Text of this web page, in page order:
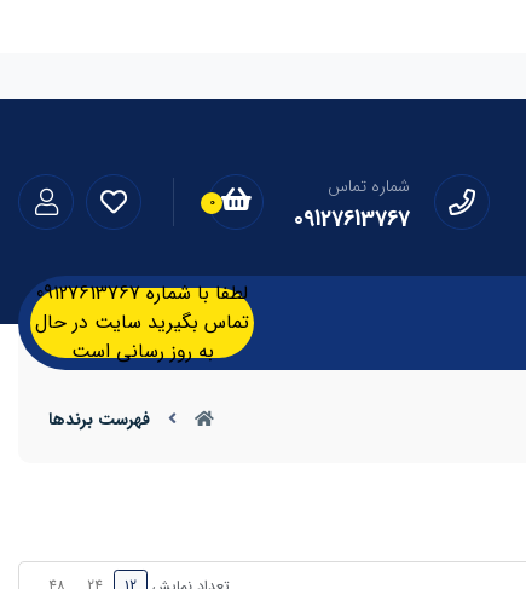
شماره تماس
09127613767
0
لطفا با شماره 09127613767
تماس بگیرید سایت در حال
به روز رسانی است
فهرست برندها